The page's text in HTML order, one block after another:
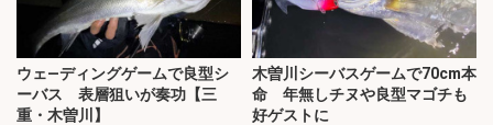
ウェ―ディングゲームで良型シ
ーバス 表層狙いが奏功【三
重・木曽川】
木曽川シーバスゲームで70cm本
命 年無しチヌや良型マゴチも
好ゲストに